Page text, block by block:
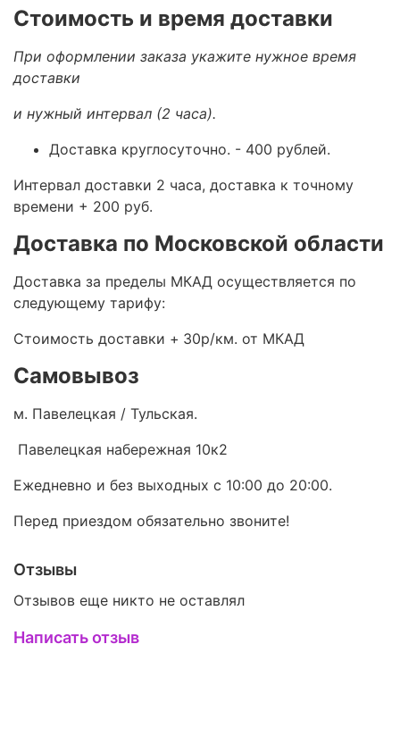
Стоимость и время доставки
При оформлении заказа укажите нужное время
доставки
и нужный интервал (2 часа).
Доставка круглосуточно. - 400 рублей.
Интервал доставки 2 часа, доставка к точному
времени + 200 руб.
Доставка по Московской области
Доставка за пределы МКАД осуществляется по
следующему тарифу:
Стоимость доставки + 30р/км. от МКАД
Самовывоз
м. Павелецкая / Тульская.
Павелецкая набережная 10к2
Ежедневно и без выходных с 10:00 до 20:00.
Перед приездом обязательно звоните!
Отзывы
Отзывов еще никто не оставлял
Написать отзыв